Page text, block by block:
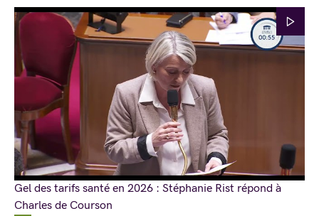
Gel des tarifs santé en 2026 : Stéphanie Rist répond à
Charles de Courson